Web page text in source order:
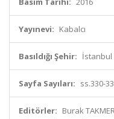
Yayınevi: Kabalcı
Basıldığı Şehir: İstanbul
Sayfa Sayıları: ss.330-
Editörler: Burak